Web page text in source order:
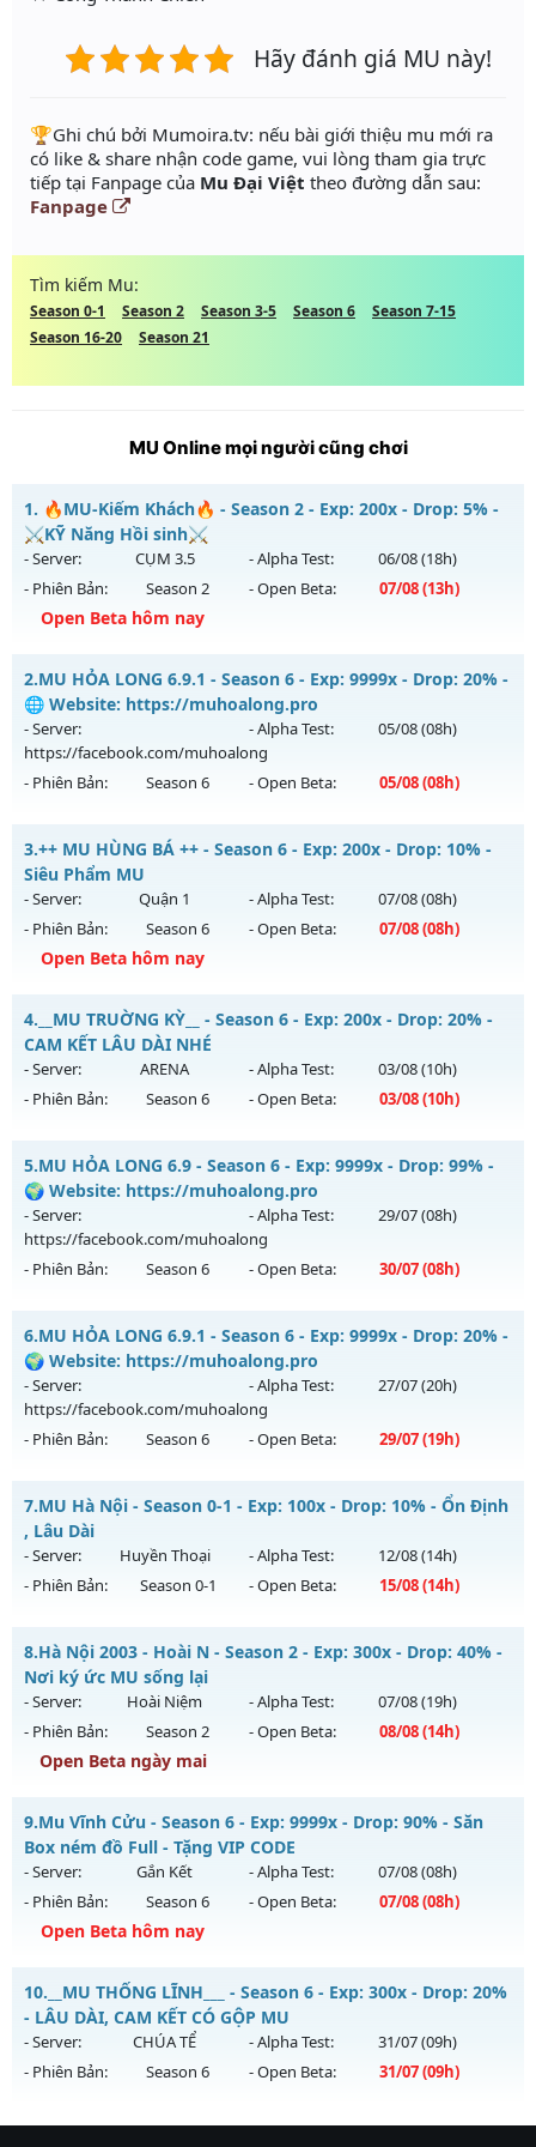
Hãy đánh giá MU này!
️🏆Ghi chú bởi Mumoira.tv: nếu bài giới thiệu mu mới ra
có like & share nhận code game, vui lòng tham gia trực
tiếp tại Fanpage của Mu Đại Việt theo đường dẫn sau:
Fanpage
Tìm kiếm Mu:
Season 0-1 Season 2 Season 3-5 Season 6
Season 7-15
Season 16-20
Season 21
MU Online mọi người cũng chơi
1. 🔥MU-Kiếm Khách🔥 - Season 2 - Exp: 200x - Drop: 5% -
⚔️KỸ Năng Hồi sinh⚔️
- Server: CỤM 3.5 - Alpha Test: 06/08(18h)
- Phiên Bản:
Season 2 - Open Beta: 07/08(13h)
Open Beta hôm nay
🔥MU-Kiếm Khách🔥 - ⚔️KỸ Năng Hồi sinh⚔️
Mu mới ra tháng 08 2026 - Mở máy chủ
ngày 07/08/2626
Exp: 200x - Drop: 5%
Thể loại: Mu Nguyên bản Webzen
Antihack: Sharkguard
2.MU HỎA LONG 6.9.1 - Season 6 - Exp: 9999x - Drop: 20% -
🌐 Website: https://muhoalong.pro
- Server:
https://facebook.com/muhoalong
- Alpha Test: 05/08(08h)
- Phiên Bản: Season 6 - Open Beta: 05/08(08h)
MU HỎA LONG 6.9.1 - 🌐 Website: https://muhoalong.pro
Mu mới ra tháng 08 2026 - Mở máy chủ
https://facebook.com/muhoalongvào 08h ngày
05/08/2626
Exp: 9999x - Drop: 20%
Thể loại: Mu Nguyên bản Webzen
Antihack: XShield
3.++ MU HÙNG BÁ ++ - Season 6 - Exp: 200x - Drop: 10% -
Siêu Phẩm MU
- Server: Quận 1 - Alpha Test: 07/08(08h)
- Phiên Bản:
Season 6 - Open Beta: 07/08(08h)
Open Beta hôm nay
++ MU HÙNG BÁ ++ - Siêu Phẩm MU
Mu mới ra tháng 08 2026 - Mở máy chủ
ngày 07/08/2626
Exp: 200x - Drop: 10%
Thể loại: Mu Nguyên bản Webzen
Antihack: Shark Shield
4. __MU TRUỜNG KỲ__ - Season 6 - Exp: 200x - Drop: 20% -
CAM KẾT LÂU DÀI NHÉ
- Server: ARENA - Alpha Test: 03/08(10h)
- Phiên Bản:
Season 6 - Open Beta: 03/08(10h)
__MU TRUỜNG KỲ__ - CAM KẾT LÂU DÀI NHÉ
Mu mới ra tháng 08 2026 - Mở máy chủ
ngày 03/08/2626
Exp: 200x - Drop: 20%
Thể loại: Mu Nguyên bản Webzen
Antihack: GoldShield
5.MU HỎA LONG 6.9 - Season 6 - Exp: 9999x - Drop: 99% -
🌍 Website: https://muhoalong.pro
- Server:
https://facebook.com/muhoalong
- Alpha Test: 29/07(08h)
- Phiên Bản: Season 6 - Open Beta: 30/07(08h)
MU HỎA LONG 6.9 - 🌍 Website: https://muhoalong.pro
Mu mới ra tháng 07 2026 - Mở máy chủ
https://facebook.com/muhoalongvào 08h ngày
30/07/2626
Exp: 9999x - Drop: 99%
Thể loại: Mu Nguyên bản Webzen
Antihack: Xshiel
6.MU HỎA LONG 6.9.1 - Season 6 - Exp: 9999x - Drop: 20% -
🌍 Website: https://muhoalong.pro
- Server:
https://facebook.com/muhoalong
- Alpha Test: 27/07(20h)
- Phiên Bản: Season 6 - Open Beta: 29/07(19h)
MU HỎA LONG 6.9.1 - 🌍 Website: https://muhoalong.pro
Mu mới ra tháng 07 2026 - Mở máy chủ
https://facebook.com/muhoalongvào 19h ngày
29/07/2626
Kiểu reset: Non Reset
Thể loại: Mu Nguyên bản Webzen
Antihack: Xshiel
7.MU Hà Nội - Season 0-1 - Exp: 100x - Drop: 10% - Ổn Định
, Lâu Dài
- Server: Huyền Thoại - Alpha Test: 12/08(14h)
- Phiên Bản:
Season 0-1 - Open Beta: 15/08(14h)
MU Hà Nội - Ổn Định , Lâu Dài
Mu mới ra tháng 08 2026 - Mở máy chủ
14h ngày 15/08/2626
Exp: 100x - Drop: 10%
Kiểu reset: Reset In Game
Antihack: ICM
8.Hà Nội 2003 - Hoài N - Season 2 - Exp: 300x - Drop: 40% -
Nơi ký ức MU sống lại
- Server: Hoài Niệm - Alpha Test: 07/08(19h)
- Phiên Bản:
Season 2 - Open Beta: 08/08(14h)
Open Beta ngày mai
Hà Nội 2003 - Hoài N - Nơi ký ức MU sống lại
Mu mới ra tháng 08 2026 - Mở máy chủ
ngày 08/08/2626
Exp: 300x - Drop: 40%
Kiểu reset: Reset In Game
Thể loại: Mu Custom thêm đồ mới
Antihack: UKG
9.Mu Vĩnh Cửu - Season 6 - Exp: 9999x - Drop: 90% - Săn
Box ném đồ Full - Tặng VIP CODE
- Server: Gắn Kết - Alpha Test: 07/08(08h)
- Phiên Bản:
Season 6 - Open Beta: 07/08(08h)
Open Beta hôm nay
Mu Vĩnh Cửu - Săn Box ném đồ Full - Tặng VIP CODE
Mu mới ra tháng 08 2026 - Mở máy chủ
ngày 07/08/2626
Exp: 9999x - Drop: 90%
10. __MU THỐNG LĨNH___ - Season 6 - Exp: 300x - Drop: 20%
- LÂU DÀI, CAM KẾT CÓ GỘP MU
- Server: CHÚA TỂ - Alpha Test: 31/07(09h)
- Phiên Bản:
Season 6 - Open Beta: 31/07(09h)
__MU THỐNG LĨNH___ - LÂU DÀI, CAM KẾT CÓ GỘP MU